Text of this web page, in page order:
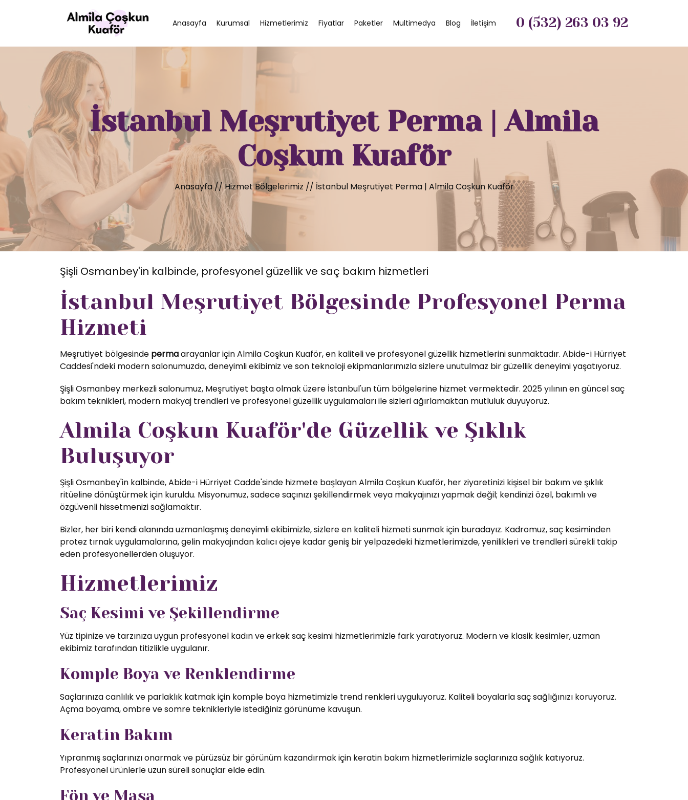
0 (532) 263 03 92
Anasayfa Kurumsal Hizmetlerimiz Fiyatlar Paketler Multimedya Blog İletişim
İstanbul Meşrutiyet Perma | Almila
Coşkun Kuaför
Anasayfa//Hizmet Bölgelerimiz // İstanbul Meşrutiyet Perma | Almila Coşkun Kuaför
Şişli Osmanbey'in kalbinde, profesyonel güzellik ve saç bakım hizmetleri
İstanbul Meşrutiyet Bölgesinde Profesyonel Perma
Hizmeti
Meşrutiyet bölgesinde permaarayanlar için Almila Coşkun Kuaför, en kaliteli ve profesyonel güzellik hizmetlerini sunmaktadır. Abide-i Hürriyet
Caddesi'ndeki modern salonumuzda, deneyimli ekibimiz ve son teknoloji ekipmanlarımızla sizlere unutulmaz bir güzellik deneyimi yaşatıyoruz.
Şişli Osmanbey merkezli salonumuz, Meşrutiyet başta olmak üzere İstanbul'un tüm bölgelerine hizmet vermektedir. 2025 yılının en güncel saç
bakım teknikleri, modern makyaj trendleri ve profesyonel güzellik uygulamaları ile sizleri ağırlamaktan mutluluk duyuyoruz.
Almila Coşkun Kuaför'de Güzellik ve Şıklık
Buluşuyor
Şişli Osmanbey'in kalbinde, Abide-i Hürriyet Cadde'sinde hizmete başlayan Almila Coşkun Kuaför, her ziyaretinizi kişisel bir bakım ve şıklık
ritüeline dönüştürmek için kuruldu. Misyonumuz, sadece saçınızı şekillendirmek veya makyajınızı yapmak değil; kendinizi özel, bakımlı ve
özgüvenli hissetmenizi sağlamaktır.
Bizler, her biri kendi alanında uzmanlaşmış deneyimli ekibimizle, sizlere en kaliteli hizmeti sunmak için buradayız. Kadromuz, saç kesiminden
protez tırnak uygulamalarına, gelin makyajından kalıcı ojeye kadar geniş bir yelpazedeki hizmetlerimizde, yenilikleri ve trendleri sürekli takip
eden profesyonellerden oluşuyor.
Hizmetlerimiz
Saç Kesimi ve Şekillendirme
Yüz tipinize ve tarzınıza uygun profesyonel kadın ve erkek saç kesimi hizmetlerimizle fark yaratıyoruz. Modern ve klasik kesimler, uzman
ekibimiz tarafından titizlikle uygulanır.
Komple Boya ve Renklendirme
Saçlarınıza canlılık ve parlaklık katmak için komple boya hizmetimizle trend renkleri uyguluyoruz. Kaliteli boyalarla saç sağlığınızı koruyoruz.
Açma boyama, ombre ve somre teknikleriyle istediğiniz görünüme kavuşun.
Keratin Bakım
Yıpranmış saçlarınızı onarmak ve pürüzsüz bir görünüm kazandırmak için keratin bakım hizmetlerimizle saçlarınıza sağlık katıyoruz.
Profesyonel ürünlerle uzun süreli sonuçlar elde edin.
Fön ve Maşa